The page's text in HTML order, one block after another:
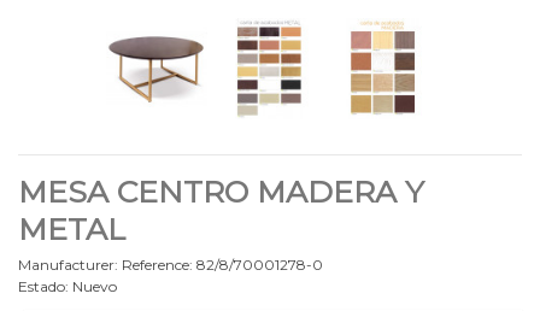
MESA CENTRO MADERA Y
METAL
Manufacturer: Reference: 82/8/70001278-0
Estado: Nuevo